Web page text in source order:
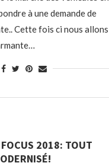
à une demande de
Cette fois ci nous allons
2018: TOUT